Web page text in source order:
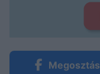
Megosztás